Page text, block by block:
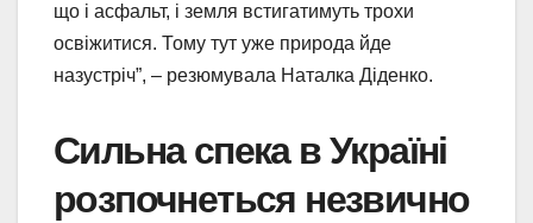
що і асфальт, і земля встигатимуть трохи
освіжитися. Тому тут уже природа йде
назустріч”, – резюмувала Наталка Діденко.
Сильна спека в Україні
розпочнеться незвично